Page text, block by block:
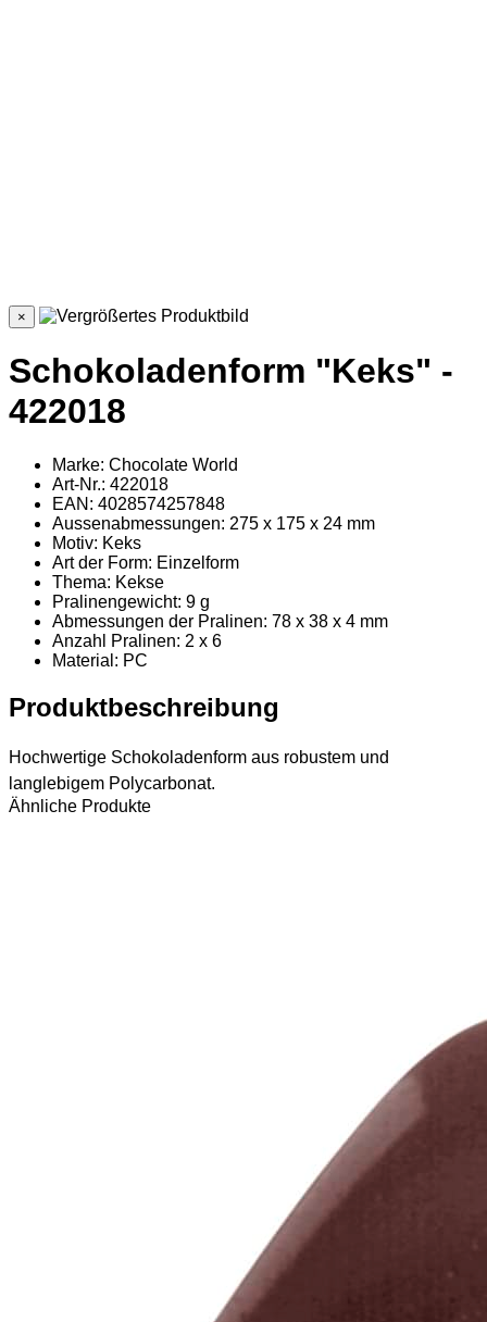
×
Schokoladenform "Keks" -
422018
Marke: Chocolate World
Art-Nr.: 422018
EAN: 4028574257848
Aussenabmessungen: 275 x 175 x 24 mm
Motiv: Keks
Art der Form: Einzelform
Thema: Kekse
Pralinengewicht: 9 g
Abmessungen der Pralinen: 78 x 38 x 4 mm
Anzahl Pralinen: 2 x 6
Material : PC
Produktbeschreibung
Hochwertige Schokoladenform aus robustem und
langlebigem Polycarbonat.
Ähnliche Produkte